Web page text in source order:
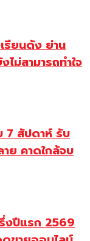
รียนดัง ย่าน
ไม่สามารถทำใจ
7 สัปดาห์ รับ
ย คาดใกล้จบ
งปีแรก 2569